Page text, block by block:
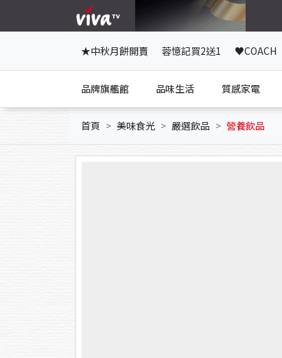
★中秋月餅開賣 蓉憶記買2送1 ♥COACH
品牌旗艦館 品味生活 質感家電
首頁 美味食光 嚴選飲品 營養飲品